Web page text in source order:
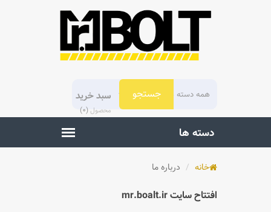
سبد خرید
محصول(
0
)
خانه درباره ما
افتتاح سایت mr.boalt.ir